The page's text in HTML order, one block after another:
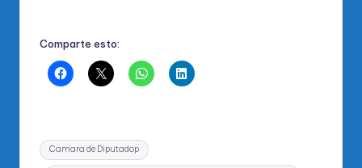
Comparte esto:
Etiquetas:
Camara de Diputadop